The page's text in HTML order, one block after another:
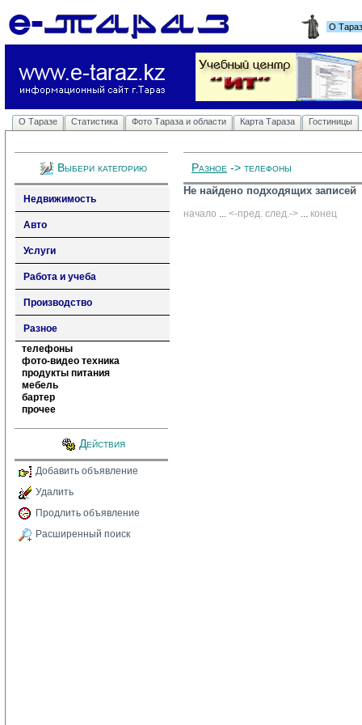
О
О Таразе Статистика Фото Тараза и области Карта Тараза Гостиницы
Выбери категорию
Недвижимость
Авто
Услуги
Работа и учеба
Производство
Разное
телефоны
фото-видео техника
продукты питания
мебель
бартер
прочее
Действия
Добавить объявление
Удалить
Продлить объявление
Расширенный поиск
Разное -> телефоны
Не найдено подходящих записей
начало ... <-пред. след.-> ... конец